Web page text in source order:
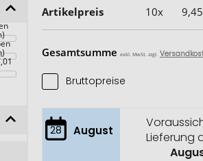
Artikelpreis 10x
Gesamtsumme exkl. MwSt. zzgl.
Bruttopreise
28 August
Lieferung